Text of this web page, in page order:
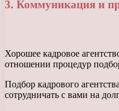
3. Коммуникация и
Хорошее кадровое
отношении процедур
Подбор кадрового
сотрудничать с вами на